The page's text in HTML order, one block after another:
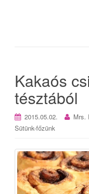
Kakaós
tésztából
2015.05.02. Mrs.
Sütünk-főzünk